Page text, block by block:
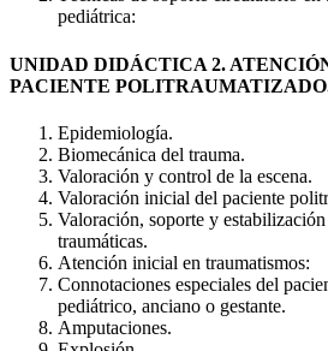
pediátrica:
UNIDAD DIDÁCTICA 2.
PACIENTE
Epidemiología.
Biomecánica del trauma.
Valoración y control de la escena.
Valoración inicial del paciente
Valoración, soporte y estabilización
traumáticas.
Atención inicial en traumatismos:
Connotaciones especiales del
pediátrico, anciano o gestante.
Amputaciones.